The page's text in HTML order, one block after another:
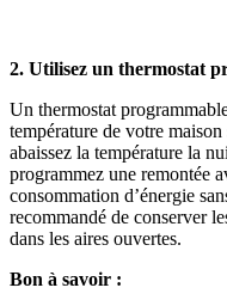
2. Utilisez un thermostat
Un thermostat
température de votre
abaissez la température la
programmez une remontée
consommation d’énergie
recommandé de conserver
dans les aires ouvertes.
Bon à savoir :